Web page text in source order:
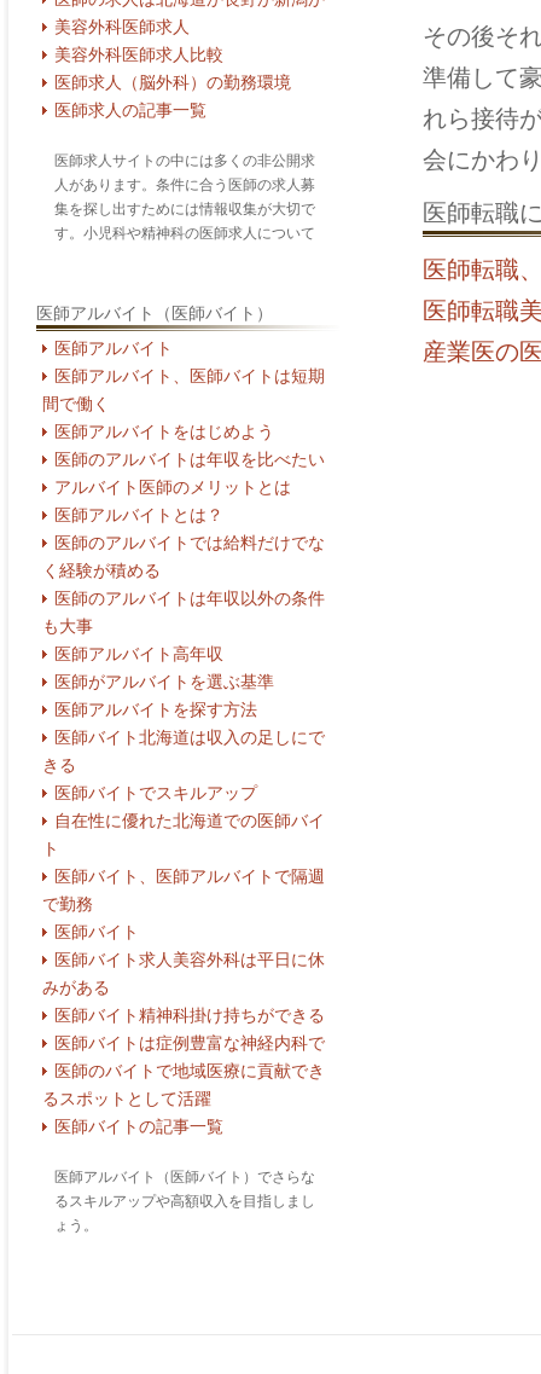
美容外科医師求人
美容外科医師求人比較
医師求人（脳外科）の勤務環境
医師求人の記事一覧
医師求人サイトの中には多くの非公開求
人があります。条件に合う医師の求人募
集を探し出すためには情報収集が大切で
す。小児科や精神科の医師求人について
医師アルバイト（医師バイト）
医師アルバイト
医師アルバイト、医師バイトは短期
間で働く
医師アルバイトをはじめよう
医師のアルバイトは年収を比べたい
アルバイト医師のメリットとは
医師アルバイトとは？
医師のアルバイトでは給料だけでな
く経験が積める
医師のアルバイトは年収以外の条件
も大事
医師アルバイト高年収
医師がアルバイトを選ぶ基準
医師アルバイトを探す方法
医師バイト北海道は収入の足しにで
きる
医師バイトでスキルアップ
自在性に優れた北海道での医師バイ
ト
医師バイト、医師アルバイトで隔週
で勤務
医師バイト
医師バイト求人美容外科は平日に休
みがある
医師バイト精神科掛け持ちができる
医師バイトは症例豊富な神経内科で
医師のバイトで地域医療に貢献でき
るスポットとして活躍
医師バイトの記事一覧
医師アルバイト（医師バイト）でさらな
るスキルアップや高額収入を目指しまし
ょう。
その後そ
準備して
れら接待
会にかわ
医師転職
医師転職
医師転職
産業医の